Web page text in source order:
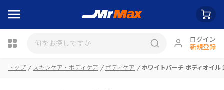
ログイン
新規登録
トップ スキンケア・ボディケア ボディケア ホワイトバーチ ボディオイル